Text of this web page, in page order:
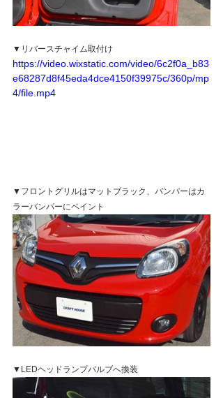
▼リバースチャイム取付け
https://video.wixstatic.com/video/6c2f0a_b83
e68287d8f45eda4dce4150f39975c/360p/mp
4/file.mp4
▼フロントグリルはマットブラック、バンパーはカ
ラーバンパーにペイント
▼LEDヘッドランプバルブへ換装